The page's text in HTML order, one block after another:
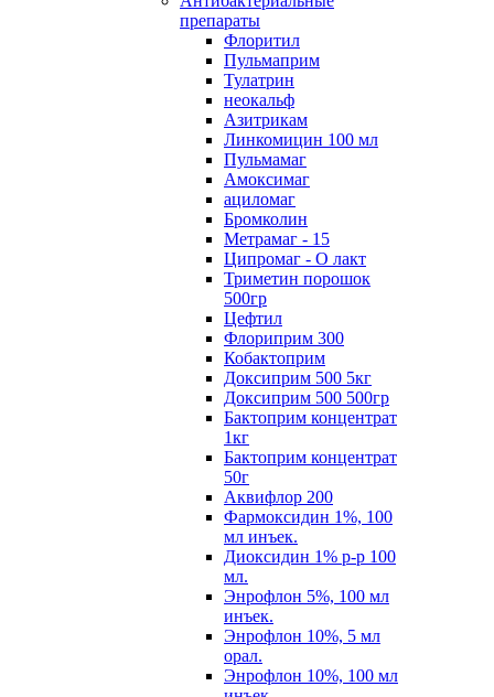
препараты
Флоритил
Пульмаприм
Тулатрин
неокальф
Азитрикам
Линкомицин 100 мл
Пульмамаг
Амоксимаг
ациломаг
Бромколин
Метрамаг - 15
Ципромаг - О лакт
Триметин порошок
500гр
Цефтил
Флориприм 300
Кобактоприм
Доксиприм 500 5кг
Доксиприм 500 500гр
Бактоприм концентрат
1кг
Бактоприм концентрат
50г
Аквифлор 200
Фармоксидин 1%, 100
мл инъек.
Диоксидин 1% р-р 100
мл.
Энрофлон 5%, 100 мл
инъек.
Энрофлон 10%, 5 мл
орал.
Энрофлон 10%, 100 мл